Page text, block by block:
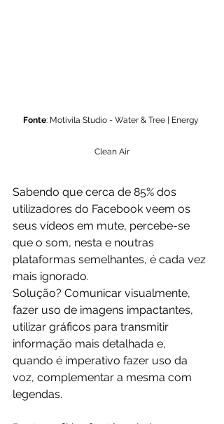
Fonte: Motivila Studio - Water & Tree | Energy
Clean Air
Sabendo que cerca de 85% dos
utilizadores do Facebook veem os
seus vídeos em mute, percebe-se
que o som, nesta e noutras
plataformas semelhantes, é cada vez
mais ignorado.
Solução? Comunicar visualmente,
fazer uso de imagens impactantes,
utilizar gráficos para transmitir
informação mais detalhada e,
quando é imperativo fazer uso da
voz, complementar a mesma com
legendas.